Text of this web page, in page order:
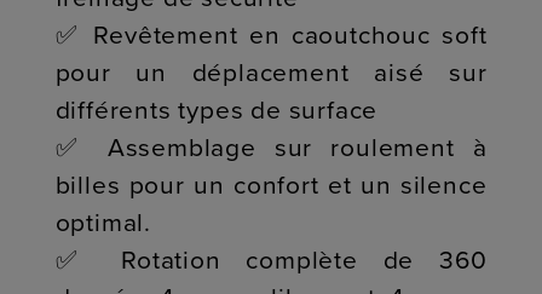
✅ Revêtement en caoutchouc soft
pour un déplacement aisé sur
différents types de surface
✅ Assemblage sur roulement à
billes pour un confort et un silence
optimal.
✅ Rotation complète de 360